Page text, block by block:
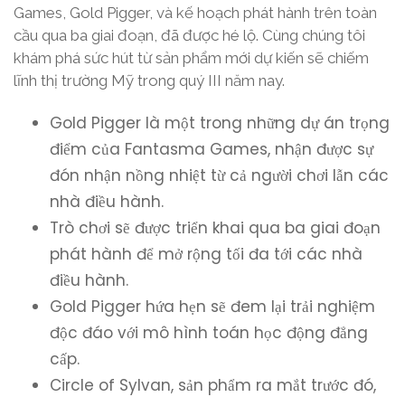
Games, Gold Pigger, và kế hoạch phát hành trên toàn
cầu qua ba giai đoạn, đã được hé lộ. Cùng chúng tôi
khám phá sức hút từ sản phẩm mới dự kiến sẽ chiếm
lĩnh thị trường Mỹ trong quý III năm nay.
Gold Pigger là một trong những dự án trọng
điểm của Fantasma Games, nhận được sự
đón nhận nồng nhiệt từ cả người chơi lẫn các
nhà điều hành.
Trò chơi sẽ được triển khai qua ba giai đoạn
phát hành để mở rộng tối đa tới các nhà
điều hành.
Gold Pigger hứa hẹn sẽ đem lại trải nghiệm
độc đáo với mô hình toán học động đẳng
cấp.
Circle of Sylvan, sản phẩm ra mắt trước đó,